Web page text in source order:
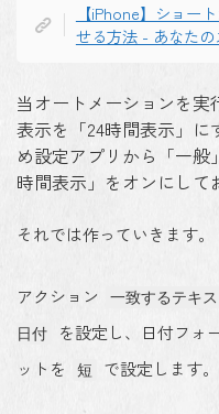
【iPhone】ショー
せる方法 - あなた
当オートメーションを実
表示を「24時間表示」に
め設定アプリから「一
時間表示」をオンにして
それでは作っていきます。
アクション 一致するテキス
日付 を設定し、日付フォ
ットを
短 で設定します。